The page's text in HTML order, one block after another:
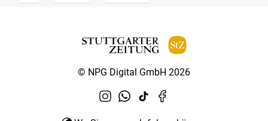
© NPG Digital GmbH 2026